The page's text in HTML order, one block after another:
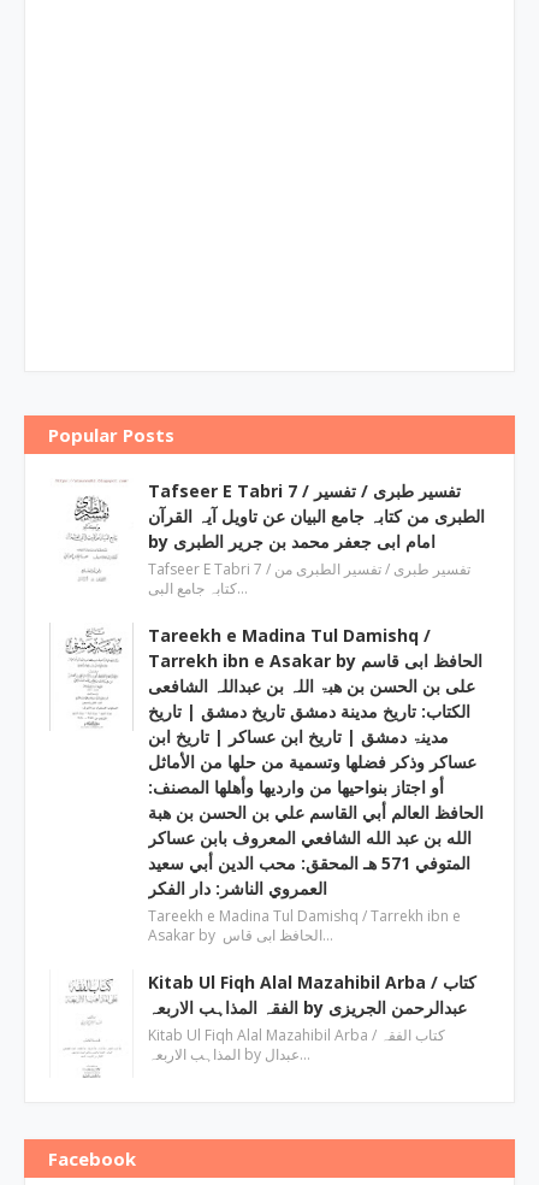
Popular Posts
Tafseer E Tabri 7 / تفسیر طبری / تفسیر
الطبری من کتابہ جامع البیان عن تاویل آیہ القرآن
by امام ابی جعفر محمد بن جریر الطبری
Tafseer E Tabri 7 / تفسیر طبری / تفسیر الطبری من
کتابہ جامع البی…
Tareekh e Madina Tul Damishq /
Tarrekh ibn e Asakar by الحافظ ابی قاسم
علی بن الحسن بن ھبۃ اللہ بن عبداللہ الشافعی
الكتاب: تاريخ مدينة دمشق تاريخ دمشق | تاریخ
مدینۃ دمشق | تاریخ ابن عساکر | تاريخ ابن
عساكر وذكر فضلها وتسمية من حلها من الأماثل
أو اجتاز بنواحيها من وارديها وأهلها المصنف:
الحافظ العالم أبي القاسم علي بن الحسن بن هبة
الله بن عبد الله الشافعي المعروف بابن عساكر
المتوفي 571 هـ المحقق: محب الدين أبي سعيد
العمروي الناشر: دار الفكر
Tareekh e Madina Tul Damishq / Tarrekh ibn e
Asakar by الحافظ ابی قاس…
Kitab Ul Fiqh Alal Mazahibil Arba / کتاب
الفقہ المذاہب الاربعہ by عبدالرحمن الجریزی
Kitab Ul Fiqh Alal Mazahibil Arba / کتاب الفقہ
المذاہب الاربعہ by عبدال…
Facebook